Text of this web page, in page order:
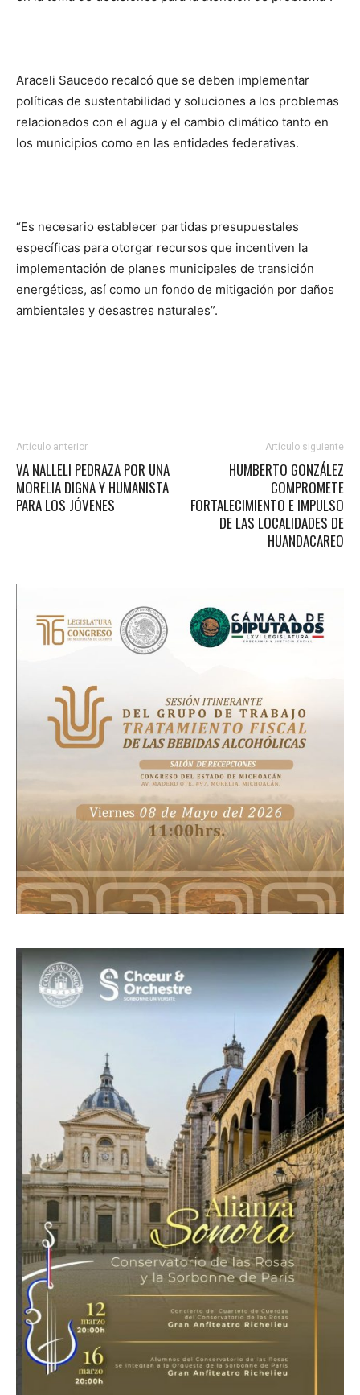
Araceli Saucedo recalcó que se deben implementar
políticas de sustentabilidad y soluciones a los problemas
relacionados con el agua y el cambio climático tanto en
los municipios como en las entidades federativas.
“Es necesario establecer partidas presupuestales
específicas para otorgar recursos que incentiven la
implementación de planes municipales de transición
energéticas, así como un fondo de mitigación por daños
ambientales y desastres naturales”.
Artículo anterior
VA NALLELI PEDRAZA POR UNA
MORELIA DIGNA Y HUMANISTA
PARA LOS JÓVENES
Artículo siguiente
HUMBERTO GONZÁLEZ
COMPROMETE
FORTALECIMIENTO E IMPULSO
DE LAS LOCALIDADES DE
HUANDACAREO